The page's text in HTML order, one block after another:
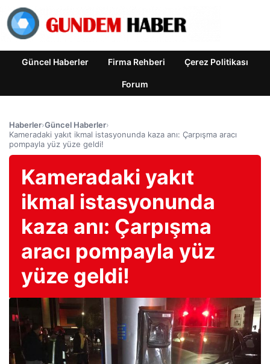
Güncel Haberler Firma Rehberi Çerez Politikası
Forum
Haberler›Güncel Haberler›
Kameradaki yakıt ikmal istasyonunda kaza anı: Çarpışma aracı
pompayla yüz yüze geldi!
Kameradaki yakıt
ikmal istasyonunda
kaza anı: Çarpışma
aracı pompayla yüz
yüze geldi!